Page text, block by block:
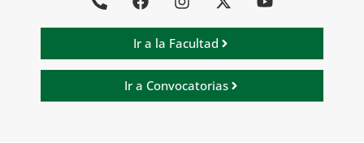
Ir a la Facultad
Ir a Convocatorias